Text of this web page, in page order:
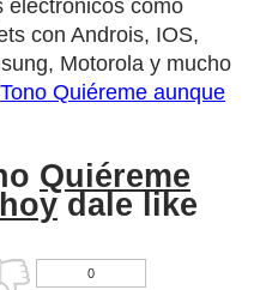
electrónicos como
con Androis, IOS,
Motorola y mucho
Tono Quiéreme aunque
Quiéreme
dale like
0